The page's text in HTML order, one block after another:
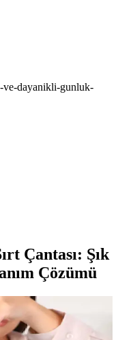
ve-dayanikli-gunluk-
Çantası: Şık
Çözümü